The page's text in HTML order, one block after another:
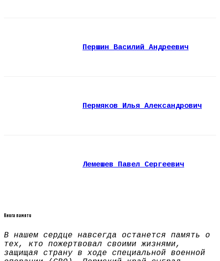
Першин Василий Андреевич
Пермяков Илья Александрович
Лемешев Павел Сергеевич
Книга памяти
В нашем сердце навсегда останется память о
тех, кто пожертвовал своими жизнями,
защищая страну в ходе специальной военной